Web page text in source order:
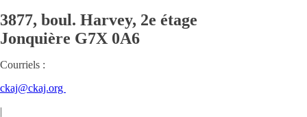
3877, boul. Harvey, 2e étage
Jonquière G7X 0A6
Courriels :
ckaj@ckaj.org
|